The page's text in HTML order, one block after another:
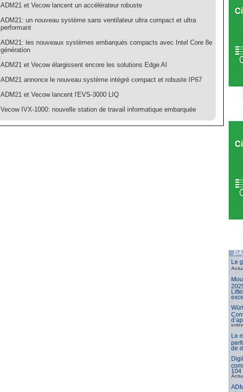
ADM21 et Vecow lancent un accélérateur robuste
ADM21: un nouveau système sans ventilateur ultra compact et ultra
performant
ADM21: les nouveaux systèmes embarqués compacts avec Intel Core 8e
génération
ADM21 et Vecow élargissent encore les solutions Edge AI
ADM21 annonce le nouveau système intégré compact et robuste IP67
ADM21 et Vecow lancent l'EVS-3000 LIQ
Vecow IVX-1000: nouvelle station de travail informatique embarquée
Le
Le
de
104